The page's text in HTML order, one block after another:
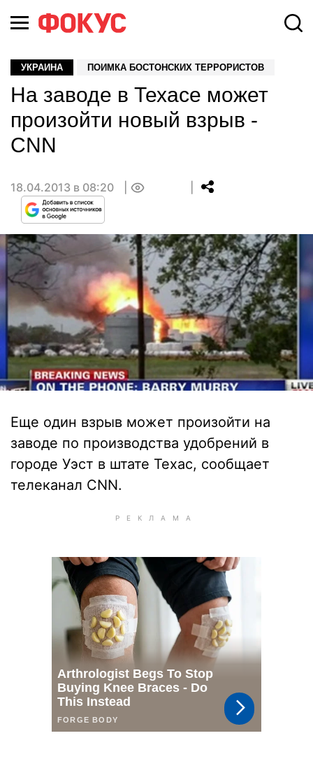
УКРАИНА ПОИМКА БОСТОНСКИХ ТЕРРОРИСТОВ
На заводе в Техасе может
произойти новый взрыв -
CNN
18.04.2013 в 08:20
Еще один взрыв может произойти на
заводе по производства удобрений в
городе Уэст в штате Техас, сообщает
телеканал CNN.